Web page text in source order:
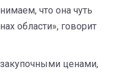
что она чуть
области», говорит
ценами,